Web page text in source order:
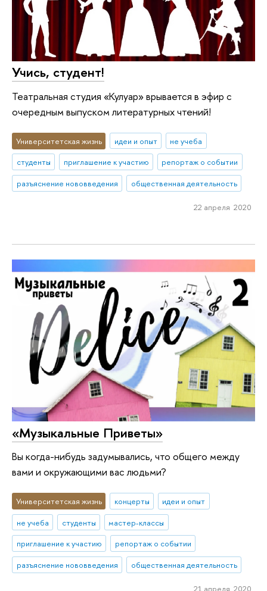
Учись, студент!
Театральная студия «Кулуар» врывается в эфир с
очередным выпуском литературных чтений!
Университетская жизнь идеи и опыт
не учеба
студенты
приглашение к участию
репортаж о событии
разъяснение нововведения
общественная деятельность
22 апреля 2020
«Музыкальные Приветы»
Вы когда-нибудь задумывались, что общего между
вами и окружающими вас людьми?
Университетская жизнь концерты
идеи и опыт
не учеба
студенты
мастер-классы
приглашение к участию
репортаж о событии
разъяснение нововведения
общественная деятельность
21 апреля 2020